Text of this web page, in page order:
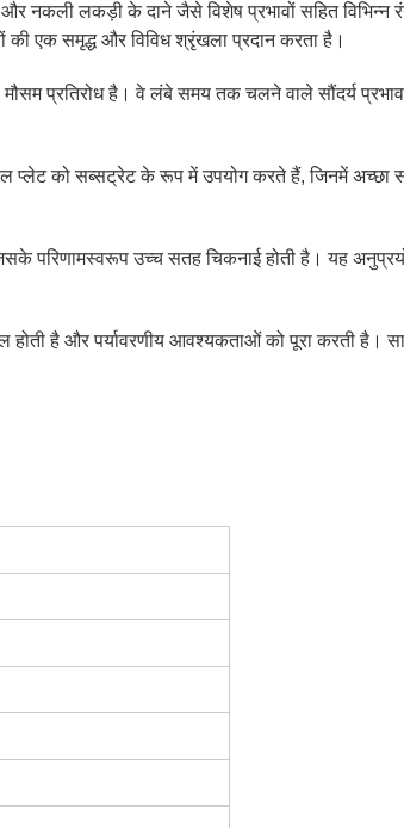
नकली लकड़ी के दाने जैसे विशेष प्रभावों सहित
की एक समृद्ध और विविध श्रृंखला प्रदान करता है।
प्रतिरोध है। वे लंबे समय तक चलने वाले सौंदर्य
प्लेट को सब्सट्रेट के रूप में उपयोग करते हैं, जिनमें अच्छा
उच्च सतह चिकनाई होती है। यह
है और पर्यावरणीय आवश्यकताओं को पूरा करती है।